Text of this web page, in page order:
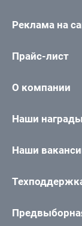
Реклама на
Прайс-лист
О компании
Наши награды
Наши